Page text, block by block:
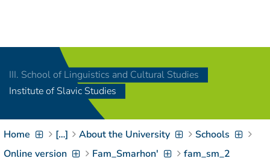
[Access-Key 8]
Zum Inhalt springen
[Access-Key 2
Zur Suche springen
[Access-Key 4]
Zur Hauptnavigation
springen[ Access-Key
III. School of Linguistics and Cultural Studies
Institute of Slavic Studies
Home […] About the University
Schools
Online version
Fam_Smarhon' fam_sm_2